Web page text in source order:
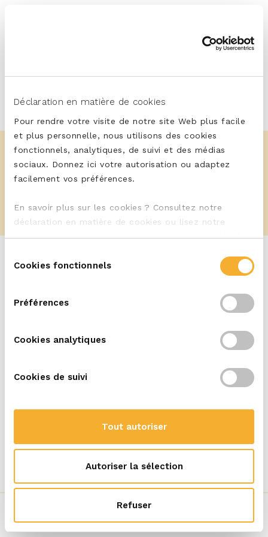
Déclaration en matière de cookies
Pour rendre votre visite de notre site Web plus facile
et plus personnelle, nous utilisons des cookies
fonctionnels, analytiques, de suivi et des médias
sociaux. Donnez ici votre autorisation ou adaptez
facilement vos préférences.
En savoir plus sur les cookies ? Consultez notre
déclaration en matière de cookies ou lisez notre
déclaration relative à la vie privée, pour en savoir plus
données à caractère personnel.
duCookies fonctionnels
Préférences
Cookies analytiques
Cookies de suivi
Afficher les détails
Tout autoriser
Autoriser la sélection
Refuser
Nos fromages Recettes Meer Foodservice
ERU Balans blogs
3 x inspirations pour un déjeuner à emporter